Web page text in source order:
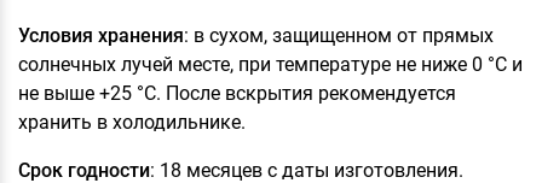
Условия хранения: в сухом, защищенном от прямых
солнечных лучей месте, при температуре не ниже 0 °С и
не выше +25 °С. После вскрытия рекомендуется
хранить в холодильнике.
Срок годности: 18 месяцев с даты изготовления.